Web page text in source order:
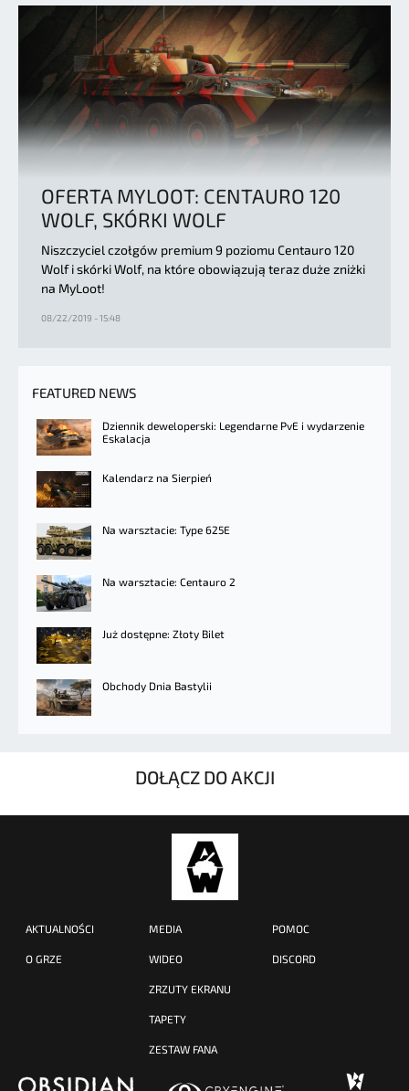
OFERTA MYLOOT: CENTAURO 120
WOLF, SKÓRKI WOLF
Niszczyciel czołgów premium 9 poziomu Centauro 120
Wolf i skórki Wolf, na które obowiązują teraz duże zniżki
na MyLoot!
08/22/2019 - 15:48
FEATURED NEWS
Dziennik deweloperski: Legendarne PvE i wydarzenie
Eskalacja
Kalendarz na Sierpień
Na warsztacie: Type 625E
Na warsztacie: Centauro 2
Już dostępne: Złoty Bilet
Obchody Dnia Bastylii
DOŁĄCZ DO AKCJI
AKTUALNOŚCI
O GRZE
MEDIA
WIDEO
ZRZUTY EKRANU
TAPETY
ZESTAW FANA
POMOC
DISCORD